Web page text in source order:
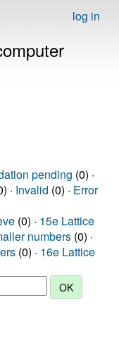
log in
pending (0) ·
· Invalid (0) · Error
(0) · 15e Lattice
numbers (0) ·
(0) · 16e Lattice